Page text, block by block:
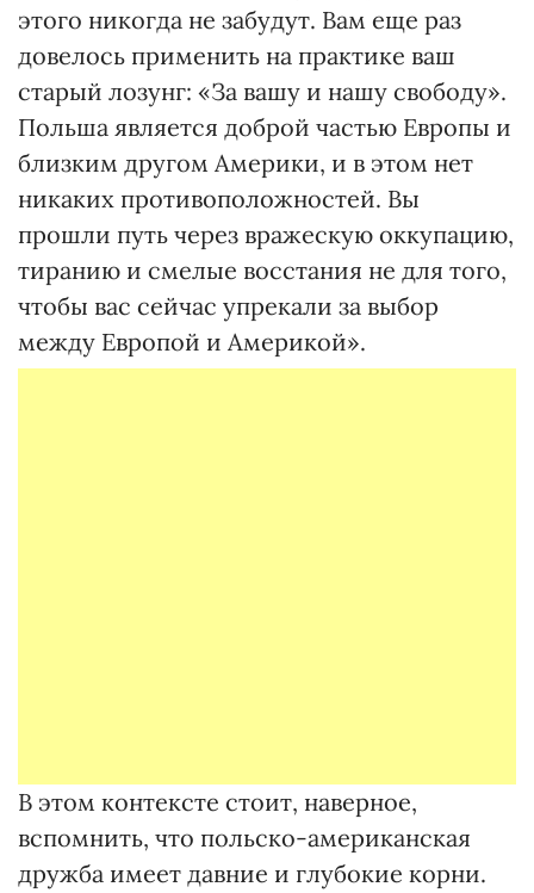
этого никогда не забудут. Вам еще раз
довелось применить на практике ваш
старый лозунг: «За вашу и нашу свободу».
Польша является доброй частью Европы и
близким другом Америки, и в этом нет
никаких противоположностей. Вы
прошли путь через вражескую оккупацию,
тиранию и смелые восстания не для того,
чтобы вас сейчас упрекали за выбор
между Европой и Америкой».
В этом контексте стоит, наверное,
вспомнить, что польско-американская
дружба имеет давние и глубокие корни.